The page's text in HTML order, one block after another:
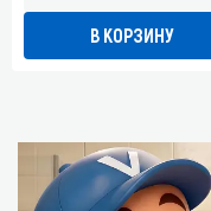
В КОРЗИНУ